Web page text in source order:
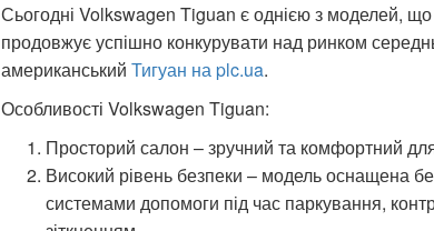
Сьогодні Volkswagen Tiguan є однією з моделей,
продовжує успішно конкурувати над ринком
американський Тигуан на plc.ua.
Особливості Volkswagen Tiguan:
Просторий салон – зручний та комфортний
Високий рівень безпеки – модель оснащена
системами допомоги під час паркування,